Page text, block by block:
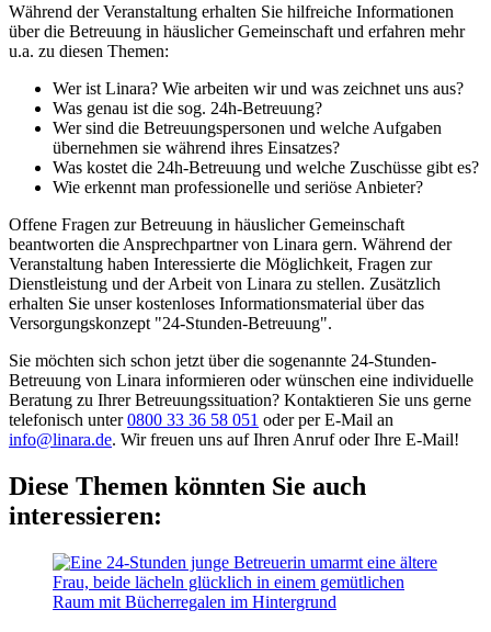
Während der Veranstaltung erhalten Sie hilfreiche Informationen
über die Betreuung in häuslicher Gemeinschaft und erfahren mehr
u.a. zu diesen Themen:
Wer ist Linara? Wie arbeiten wir und was zeichnet uns aus?
Was genau ist die sog. 24h-Betreuung?
Wer sind die Betreuungspersonen und welche Aufgaben
übernehmen sie während ihres Einsatzes?
Was kostet die 24h-Betreuung und welche Zuschüsse gibt es?
Wie erkennt man professionelle und seriöse Anbieter?
Offene Fragen zur Betreuung in häuslicher Gemeinschaft
beantworten die Ansprechpartner von Linara gern. Während der
Veranstaltung haben Interessierte die Möglichkeit, Fragen zur
Dienstleistung und der Arbeit von Linara zu stellen. Zusätzlich
erhalten Sie unser kostenloses Informationsmaterial über das
Versorgungskonzept "24-Stunden-Betreuung".
Sie möchten sich schon jetzt über die sogenannte 24-Stunden-
Betreuung von Linara informieren oder wünschen eine individuelle
Beratung zu Ihrer Betreuungssituation? Kontaktieren Sie uns gerne
telefonisch unter0800 33 36 58 051 oder per E-Mail an
info@linara.de. Wir freuen uns auf Ihren Anruf oder Ihre E-Mail!
Diese Themen könnten Sie auch
interessieren: